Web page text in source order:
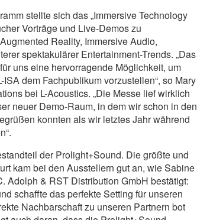
stellte sich das „Immersive Technology
Vorträge und Live-Demos zu
Reality, Immersive Audio,
spektakulärer Entertainment-Trends. „Das
uns eine hervorragende Möglichkeit, um
dem Fachpublikum vorzustellen“, so Mary
bei L-Acoustics. „Die Messe lief wirklich
neuer Demo-Raum, in dem wir schon in den
konnten als wir letztes Jahr während
der Prolight+Sound. Die größte und
kam bei den Ausstellern gut an, wie Sabine
Adolph & RST Distribution GmbH bestätigt:
schaffte das perfekte Setting für unseren
Nachbarschaft zu unseren Partnern bot